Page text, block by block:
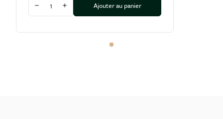
Diminuer la quantité
Augmenter la quantité
Ajouter au panier